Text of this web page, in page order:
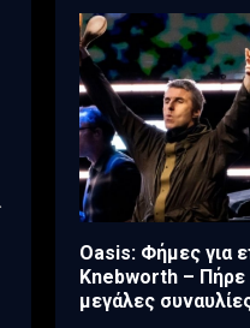
Oasis: Φήμες για
Knebworth – Πήρε
μεγάλες